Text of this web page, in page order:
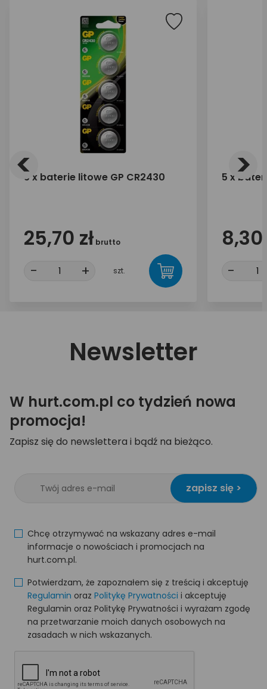
5 x baterie litowe GP CR2430
25,70 zł brutto
- + szt.
5 x
8,30
-
< >
Newsletter
W hurt.com.pl co tydzień nowa
promocja!
Zapisz się do newslettera i bądź na bieżąco.
zapisz się >
Chcę otrzymywać na wskazany adres e-mail
informacje o nowościach i promocjach na
hurt.com.pl.
Potwierdzam, że zapoznałem się z treścią i akceptuję
Regulamin oraz Politykę Prywatności i akceptuję
Regulamin oraz Politykę Prywatności i wyrażam zgodę
na przetwarzanie moich danych osobowych na
zasadach w nich wskazanych.